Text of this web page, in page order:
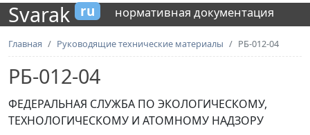
Svarak ru нормативная документация
Главная Руководящие технические материалы РБ-012-04
РБ-012-04
ФЕДЕРАЛЬНАЯ СЛУЖБА ПО ЭКОЛОГИЧЕСКОМУ,
ТЕХНОЛОГИЧЕСКОМУ И АТОМНОМУ НАДЗОРУ